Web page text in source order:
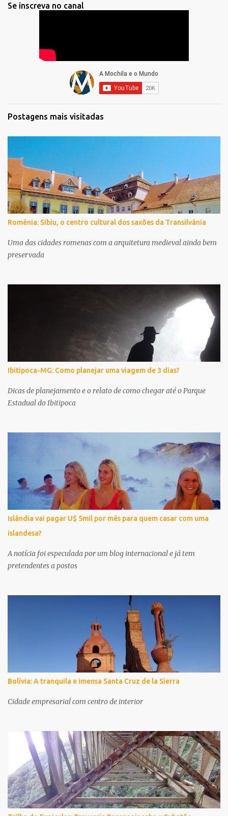
Se inscreva no canal
Postagens mais visitadas
Romênia: Sibiu, o centro cultural dos saxões da Transilvânia
Uma das cidades romenas com a arquitetura medieval ainda bem
preservada
Ibitipoca-MG: Como planejar uma viagem de 3 dias?
Dicas de planejamento e o relato de como chegar até o Parque
Estadual do Ibitipoca
Islândia vai pagar U$ 5mil por mês para quem casar com uma
islandesa?
A notícia foi especulada por um blog internacional e já tem
pretendentes a postos
Bolívia: A tranquila e imensa Santa Cruz de la Sierra
Cidade empresarial com centro de interior